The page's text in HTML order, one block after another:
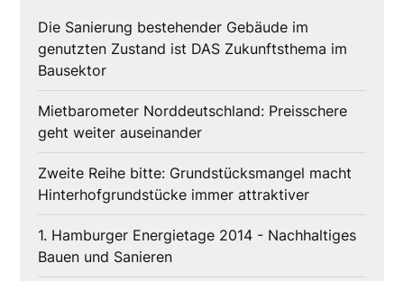
Die Sanierung bestehender Gebäude im
genutzten Zustand ist DAS Zukunftsthema im
Bausektor
Mietbarometer Norddeutschland: Preisschere
geht weiter auseinander
Zweite Reihe bitte: Grundstücksmangel macht
Hinterhofgrundstücke immer attraktiver
1. Hamburger Energietage 2014 - Nachhaltiges
Bauen und Sanieren